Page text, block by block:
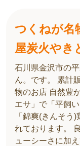
つくねが名
屋炭火やき
石川県金沢市の
ん。です。 累計
物のお店 自然豊
エサ」で「平飼
「錦爽(きんそう
れております。
ューシーさに加